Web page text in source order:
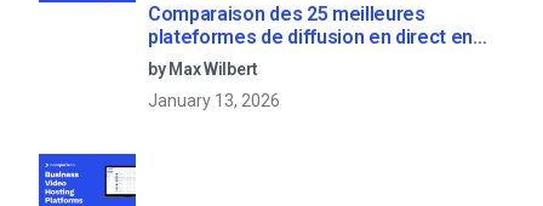
Comparaison des 25 meilleures
plateformes de diffusion en direct en
2025
by Max Wilbert
January 13, 2026